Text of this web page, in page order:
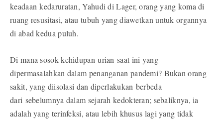
keadaan kedaruratan, Yahudi di Lager, orang yang koma di
ruang resusitasi, atau tubuh yang diawetkan untuk organnya
di abad kedua puluh.
Di mana sosok kehidupan urian saat ini yang
dipermasalahkan dalam penanganan pandemi? Bukan orang
sakit, yang diisolasi dan diperlakukan berbeda
dari sebelumnya dalam sejarah kedokteran; sebaliknya, ia
adalah yang terinfeksi, atau lebih khusus lagi yang tidak